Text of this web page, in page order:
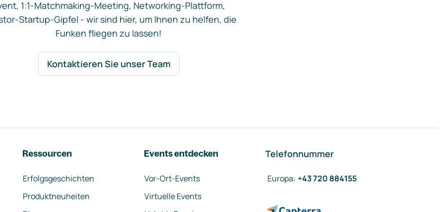
1:1-Matchmaking-Meeting, Networking-Plattform,
Startup-Gipfel - wir sind hier, um Ihnen zu helfen, die
Funken fliegen zu lassen!
Kontaktieren Sie unser Team
Ressourcen
Erfolgsgeschichten
Produktneuheiten
Events entdecken
Vor-Ort-Events
Virtuelle Events
Telefonnummer
Europa: +43 720 884155